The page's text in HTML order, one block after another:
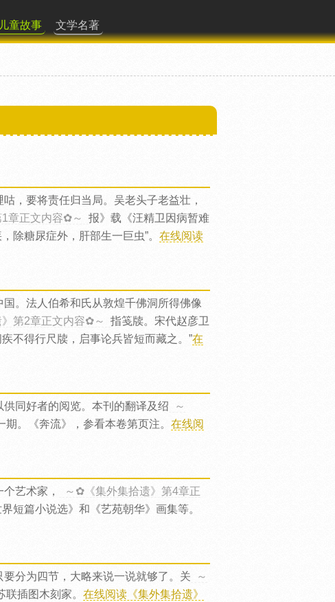
儿童故事 文学名著
，要将责任归当局。吴老头子老益壮，
章正文内容✿～
报》载《汪精卫因病暂难
除糖尿症外，肝部生一巨虫”。 在线阅读
。法人伯希和氏从敦煌千佛洞所得佛像
第2章正文内容✿～
指笺牍。宋代赵彦卫
不得行尺牍，启事论兵皆短而藏之。”在
同好者的阅览。本刊的翻译及绍
～
。《奔流》，参看本卷第页注。 在线阅
艺术家，
～✿《集外集拾遗》第4章正
短篇小说选》和《艺苑朝华》画集等。
分为四节，大略来说一说就够了。关
～
插图木刻家。 在线阅读《集外集拾遗》